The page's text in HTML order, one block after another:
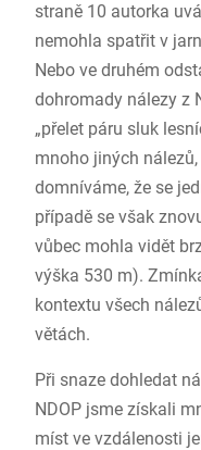
straně 10 autorka
nemohla spatřit v
Nebo ve druhém
dohromady nálezy z
„přelet páru sluk
mnoho jiných
domníváme, že se
případě se však
vůbec mohla vidět
výška 530 m).
kontextu všech
větách.
Při snaze dohledat
NDOP jsme získali
míst ve vzdálenosti